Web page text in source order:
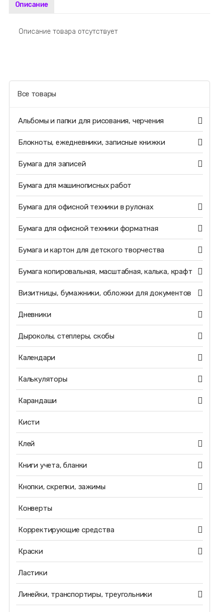
Описание
Описание товара отсутствует
Все товары
Альбомы и папки для рисования, черчения
Блокноты, ежедневники, записные книжки
Бумага для записей
Бумага для машинописных работ
Бумага для офисной техники в рулонах
Бумага для офисной техники форматная
Бумага и картон для детского творчества
Бумага копировальная, масштабная, калька, крафт
Визитницы, бумажники, обложки для документов
Дневники
Дыроколы, степлеры, скобы
Календари
Калькуляторы
Карандаши
Кисти
Клей
Книги учета, бланки
Кнопки, скрепки, зажимы
Конверты
Корректирующие средства
Краски
Ластики
Линейки, транспортиры, треугольники